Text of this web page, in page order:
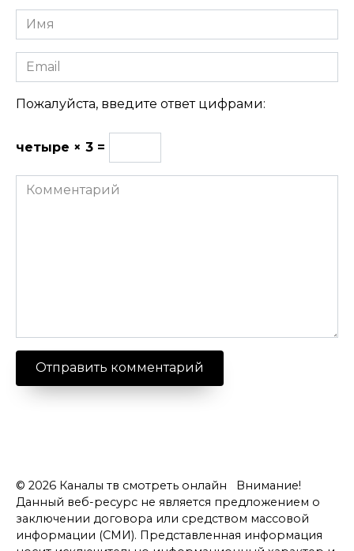
Имя
Email
Пожалуйста, введите ответ цифрами:
четыре × 3 =
Комментарий
© 2026 Каналы тв смотреть онлайн Внимание!
Данный веб-ресурс не является предложением о
заключении договора или средством массовой
информации (СМИ). Представленная информация